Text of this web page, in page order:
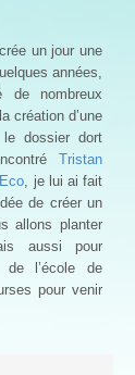
un jour une
années,
de nombreux
création d’une
dossier dort
Tristan
, je lui ai fait
de créer un
allons planter
aussi pour
de l’école de
pour venir